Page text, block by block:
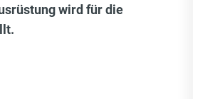
wird für die